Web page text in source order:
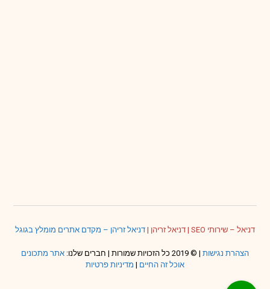
דניאל – שירותי SEO | דניאל זריהן | דניאל זריהן – מקדם אתרים מומלץ בגוגל
הצהרת נגישות | © 2019 כל הזכויות שמורות | חברים שלנו:
אתר מתכונים
אוכל זה החיים | מדיניות פרטיות